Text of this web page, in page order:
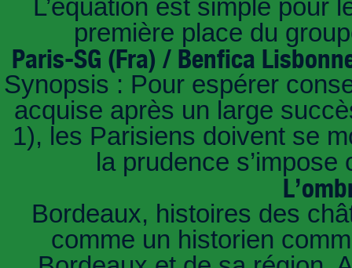
L’équation est simple pour
première place du
Paris-SG (Fra) / Benfica
Synopsis : Pour espérer
acquise après un large
1), les Parisiens doivent se
la prudence
Bordeaux, histoires des
comme un historien